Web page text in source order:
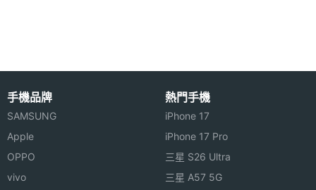
◎ 5.1 吋重達 118 克拉的第 5 代堅固藍寶石水晶保護
◎ 4.7 吋 1080P 明亮式，高對比度螢幕、1,920 x
1,080pixels 螢幕解析度
◎ 採用 Android 4.4 KitKat 作業系統
◎ 內建 Qualcomm Snapdragon 801, 2.3GHz 四核
解析度
手機品牌
SAMSUNG
Apple
OPPO
vivo
熱門手機
iPhone 17
iPhone 17 Pro
三星 S26 Ultra
三星 A57 5G